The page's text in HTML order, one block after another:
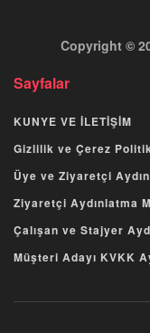
Copyright ©
Sayfalar
KUNYE VE İLETİŞİM
Gizlilik ve Çerez
Üye ve Ziyaretçi
Ziyaretçi Aydınlatma
Çalışan ve Stajyer
Müşteri Adayı KVKK